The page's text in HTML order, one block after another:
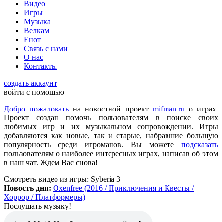
всех категорий людей, которые в той или иной форме
интересуются играми и геймерской индустрией в целом.
ometu:новости для женщин
Mifman:
Обновите, пожалуйста, игру Garry's Mod
Игра обновлена
lexafrog:
Обновите, пожалуйста, игру Garry's Mod. Много
обнов вышло, а на сайте старенькая...
cord: Grisha,
Да, есть такая и даже с дополнительной модификацией
StarCraft Cartooned (мультяшки).
Вот она:StarCraft Remastered
Видео
Игры
Музыка
Велкам
Енот
Связь с нами
О нас
Контакты
создать аккаунт
войти с помошью
Добро пожаловать на новостной проект mifman.ru о играх.
Проект создан помочь пользователям в поиске своих
любимых игр и их музыкальном сопровождении. Игры
добавляются как новые, так и старые, набравшие большую
популярность среди игроманов. Вы можете подсказать
пользователям о наиболее интересных играх, написав об этом
в наш чат. Ждем Вас снова!
Смотреть видео из игры: Syberia 3
Новость дня: Oxenfree (2016 / Приключения и Квесты /
Хоррор / Платформеры)
Послушать музыку!